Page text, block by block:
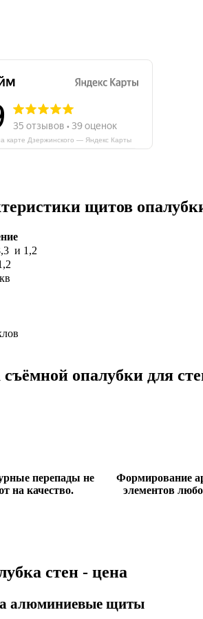
карте Дзержинского — Яндекс Карты
щитов
и 1,2
опалубки для
перепады не
на качество.
Формирование
элементов
стен - цена
алюминиевые щиты